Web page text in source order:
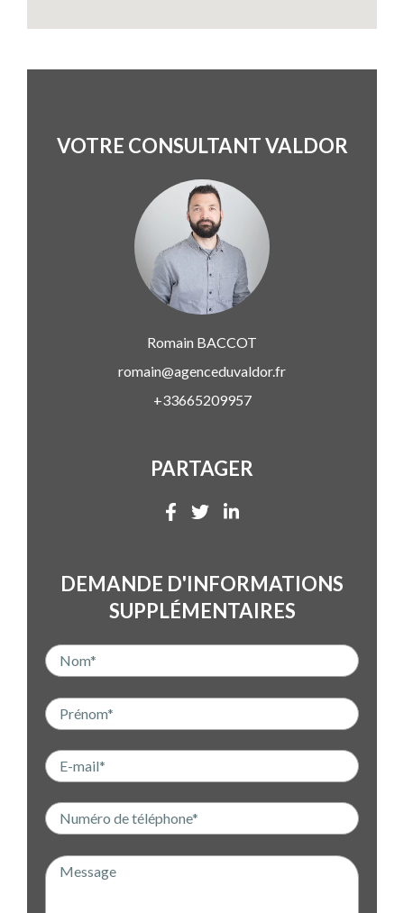
VOTRE CONSULTANT VALDOR
Romain BACCOT
romain@agenceduvaldor.fr
+33665209957
PARTAGER
DEMANDE D'INFORMATIONS
SUPPLÉMENTAIRES